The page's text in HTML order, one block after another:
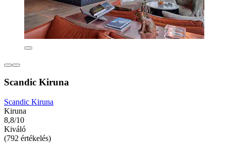
Scandic Kiruna
Scandic Kiruna
Kiruna
8,8/10
Kiváló
(792 értékelés)